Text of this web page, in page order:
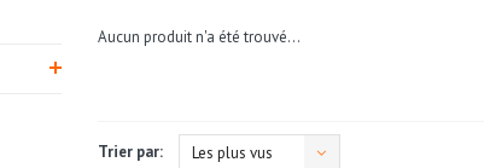
Aucun produit n'a été trouvé...
Trier par: Les plus vus